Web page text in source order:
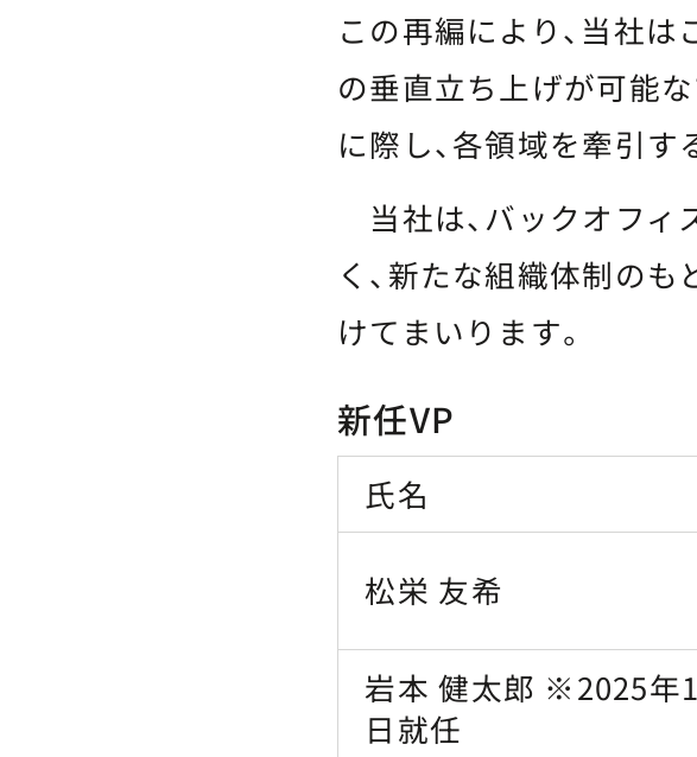
この再編により、当社
の垂直立ち上げが可能
に際し、各領域を牽引す
当社は、バックオフィ
く、新たな組織体制の
けてまいります。
新任VP
氏名
松栄 友希
岩本 健太郎 ※2025年
日就任